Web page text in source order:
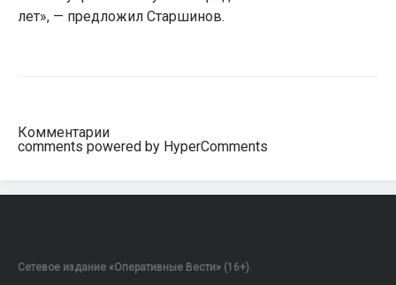
лет», — предложил Старшинов.
Комментарии
comments powered by HyperComments
Сетевое издание «Оперативные Вести» (16+).